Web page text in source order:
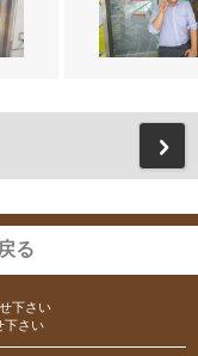
る
下さい
下さい